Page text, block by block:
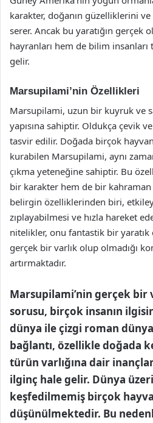
karakter, doğanın güzelliklerini
serer. Ancak bu yaratığın gerçek
hayranları hem de bilim insanları
gelir.
Marsupilami’nin Özellikleri
Marsupilami, uzun bir kuyruk ve
yapısına sahiptir. Oldukça çevik
tasvir edilir. Doğada birçok
kurabilen Marsupilami, aynı
çıkma yeteneğine sahiptir. Bu
bir karakter hem de bir
belirgin özelliklerinden biri,
zıplayabilmesi ve hızla hareket
nitelikler, onu fantastik bir yaratık
gerçek bir varlık olup olmadığı
artırmaktadır.
Marsupilami’nin gerçek bir
sorusu, birçok insanın
dünya ile çizgi roman
bağlantı, özellikle doğada
türün varlığına dair
ilginç hale gelir. Dünya
keşfedilmemiş birçok
düşünülmektedir. Bu